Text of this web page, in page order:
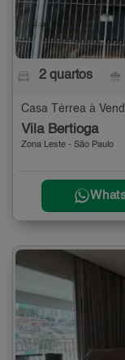
2 quartos
Casa Térrea à
Vila Bertioga
Zona Leste - São Paulo